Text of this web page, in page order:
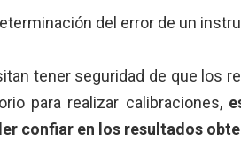
del error de un
tener seguridad de que los
para realizar calibraciones,
confiar en los resultados